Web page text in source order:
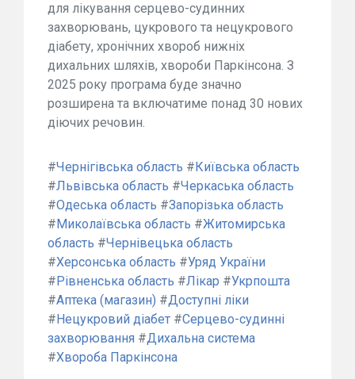
для лікування серцево-судинних
захворювань, цукрового та нецукрового
діабету, хронічних хвороб нижніх
дихальних шляхів, хвороби Паркінсона. З
2025 року програма буде значно
розширена та включатиме понад 30 нових
діючих речовин.
#Чернігівська область # Київська область
#Львівська область #Черкаська область
#Одеська область #Запорізька область
# Миколаївська область #Житомирська
область #Чернівецька область
#Херсонська область #Уряд України
# Рівненська область #Лікар #Укрпошта
#Аптека (магазин) #Доступні ліки
# Нецукровий діабет #Серцево-судинні
захворювання #Дихальна система
#Хвороба Паркінсона